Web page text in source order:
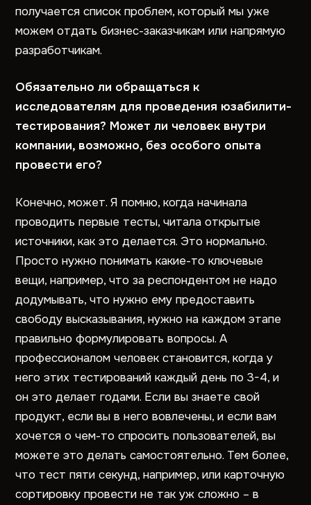
получается список проблем, который мы уже
можем отдать бизнес-заказчикам или напрямую
разработчикам.
Обязательно ли обращаться к
исследователям для проведения юзабилити-
тестирования? Может ли человек внутри
компании, возможно, без особого опыта
провести его?
Конечно, может. Я помню, когда начинала
проводить первые тесты, читала открытые
источники, как это делается. Это нормально.
Просто нужно понимать какие-то ключевые
вещи, например, что за респондентом не надо
додумывать, что нужно ему предоставить
свободу высказывания, нужно на каждом этапе
правильно формулировать вопросы. А
профессионалом человек становится, когда у
него этих тестирований каждый день по 3-4, и
он это делает годами. Если вы знаете свой
продукт, если вы в него вовлечены, и если вам
хочется о чем-то спросить пользователей, вы
можете это делать самостоятельно. Тем более,
что тест пяти секунд, например, или карточную
сортировку провести не так уж сложно – в